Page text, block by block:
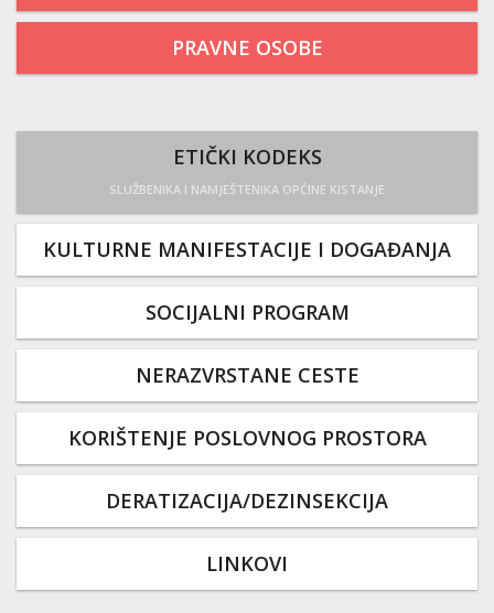
PRAVNE OSOBE
ETIČKI KODEKS
SLUŽBENIKA I NAMJEŠTENIKA OPĆINE KISTANJE
KULTURNE MANIFESTACIJE I DOGAĐANJA
SOCIJALNI PROGRAM
NERAZVRSTANE CESTE
KORIŠTENJE POSLOVNOG PROSTORA
DERATIZACIJA/DEZINSEKCIJA
LINKOVI